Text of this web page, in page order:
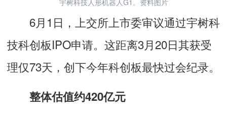
宇树科技人形机器人G1。资料图片
6月1日，上交所上市委审议通过宇树科
技科创板IPO申请。这距离3月20日其获受
理仅73天，创下今年科创板最快过会纪录。
整体估值约420亿元